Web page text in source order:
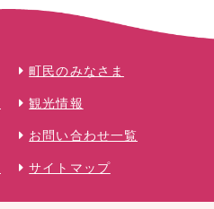
町民のみなさま
観光情報
お問い合わせ一覧
サイトマップ